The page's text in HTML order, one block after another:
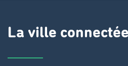
La ville connectée